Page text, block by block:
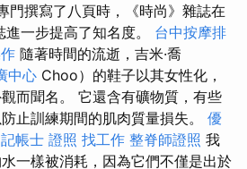
門撰寫了八頁時，《時尚》雜誌在
一步提高了知名度。 台中按摩排
隨著時間的流逝，吉米·喬
中心 Choo）的鞋子以其女性化，
而聞名。 它還含有礦物質，有些
止訓練期間的肌肉質量損失。 優
記帳士 證照 找工作 整脊師證照 我
一樣被消耗，因為它們不僅是出於